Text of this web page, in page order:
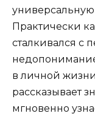
Практически
сталкивался с
в личной
рассказывает
мгновенно